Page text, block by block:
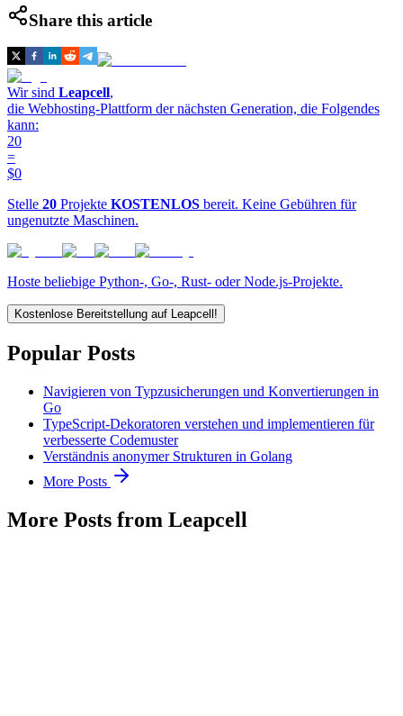
Share this article
Wir sind Leapcell,
die Webhosting-Plattform der nächsten Generation, die Folgendes
kann:
20
=
$0
Stelle 20 Projekte KOSTENLOS bereit. Keine Gebühren für
ungenutzte Maschinen.
Hoste beliebige Python-, Go-, Rust- oder Node.js-Projekte.
Kostenlose Bereitstellung auf Leapcell!
Popular Posts
Navigieren von Typzusicherungen und Konvertierungen in
Go
TypeScript-Dekoratoren verstehen und implementieren für
verbesserte Codemuster
Verständnis anonymer Strukturen in Golang
More Posts
More Posts from Leapcell